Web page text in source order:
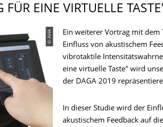
EINE VIRTUELLE
© AHA
Ein weiterer Vortrag mit dem
Einfluss von akustischem
vibrotaktile
eine virtuelle Taste" wird
der DAGA 2019
In dieser Studie wird der
akustischem Feedback auf die